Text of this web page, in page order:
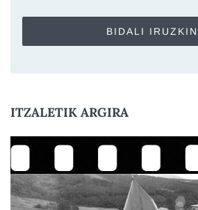
ITZALETIK ARGIRA